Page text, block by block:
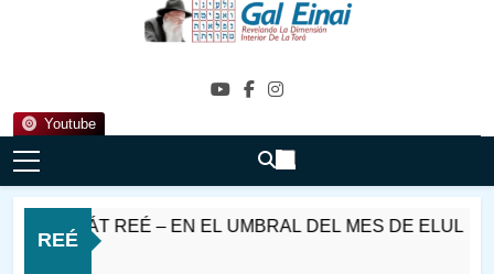
Youtube
Gal Einai En
REÉ
REÉ – EN EL UMBRAL DEL MES DE ELUL